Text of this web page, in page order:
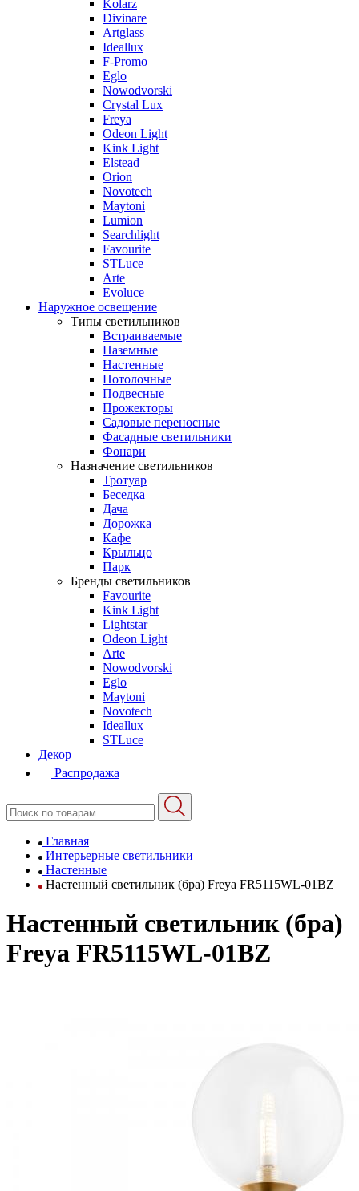
Kolarz
Divinare
Artglass
Ideallux
F-Promo
Eglo
Nowodvorski
Crystal Lux
Freya
Odeon Light
Kink Light
Elstead
Orion
Novotech
Maytoni
Lumion
Searchlight
Favourite
STLuce
Arte
Evoluce
Наружное освещение
Типы светильников
Встраиваемые
Наземные
Настенные
Потолочные
Подвесные
Прожекторы
Садовые переносные
Фасадные светильники
Фонари
Назначение светильников
Тротуар
Беседка
Дача
Дорожка
Кафе
Крыльцо
Парк
Бренды светильников
Favourite
Kink Light
Lightstar
Odeon Light
Arte
Nowodvorski
Eglo
Maytoni
Novotech
Ideallux
STLuce
Декор
Распродажа
Главная
Интерьерные светильники
Настенные
Настенный светильник (бра) Freya FR5115WL-01BZ
Настенный светильник (бра)
Freya FR5115WL-01BZ